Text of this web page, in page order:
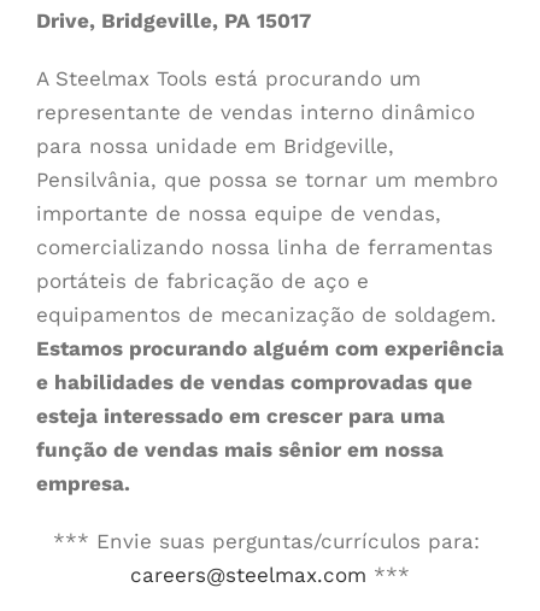
Drive, Bridgeville, PA 15017
A Steelmax Tools está procurando um
representante de vendas interno dinâmico
para nossa unidade em Bridgeville,
Pensilvânia, que possa se tornar um membro
importante de nossa equipe de vendas,
comercializando nossa linha de ferramentas
portáteis de fabricação de aço e
equipamentos de mecanização de soldagem.
Estamos procurando alguém com experiência
e habilidades de vendas comprovadas que
esteja interessado em crescer para uma
função de vendas mais sênior em nossa
empresa.
*** Envie suas perguntas/currículos para:
careers@steelmax.com ***